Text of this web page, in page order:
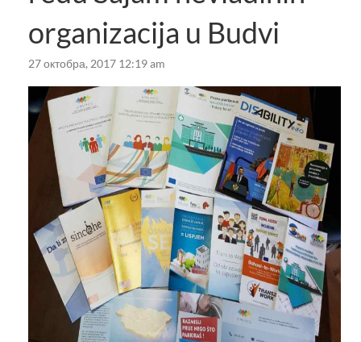
organizacija u Budvi
27 октобра, 2017 12:19 am